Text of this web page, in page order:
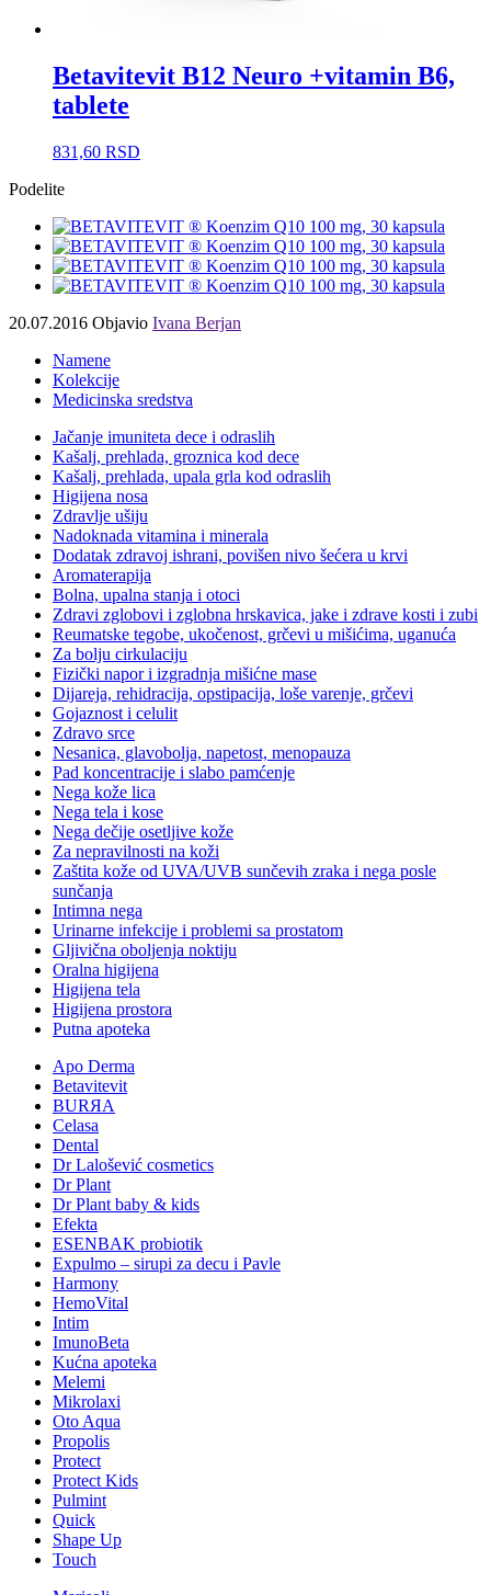
Betavitevit B12 Neuro +vitamin B6,
tablete
831,60 RSD
Podelite
20.07.2016 Objavio Ivana Berjan
Namene
Kolekcije
Medicinska sredstva
Jačanje imuniteta dece i odraslih
Kašalj, prehlada, groznica kod dece
Kašalj, prehlada, upala grla kod odraslih
Higijena nosa
Zdravlje ušiju
Nadoknada vitamina i minerala
Dodatak zdravoj ishrani, povišen nivo šećera u krvi
Aromaterapija
Bolna, upalna stanja i otoci
Zdravi zglobovi i zglobna hrskavica, jake i zdrave kosti i zubi
Reumatske tegobe, ukočenost, grčevi u mišićima, uganuća
Za bolju cirkulaciju
Fizički napor i izgradnja mišićne mase
Dijareja, rehidracija, opstipacija, loše varenje, grčevi
Gojaznost i celulit
Zdravo srce
Nesanica, glavobolja, napetost, menopauza
Pad koncentracije i slabo pamćenje
Nega kože lica
Nega tela i kose
Nega dečije osetljive kože
Za nepravilnosti na koži
Zaštita kože od UVA/UVB sunčevih zraka i nega posle
sunčanja
Intimna nega
Urinarne infekcije i problemi sa prostatom
Gljivična oboljenja noktiju
Oralna higijena
Higijena tela
Higijena prostora
Putna apoteka
Apo Derma
Betavitevit
BURЯA
Celasa
Dental
Dr Lalošević cosmetics
Dr Plant
Dr Plant baby & kids
Efekta
ESENBAK probiotik
Expulmo – sirupi za decu i Pavle
Harmony
HemoVital
Intim
ImunoBeta
Kućna apoteka
Melemi
Mikrolaxi
Oto Aqua
Propolis
Protect
Protect Kids
Pulmint
Quick
Shape Up
Touch